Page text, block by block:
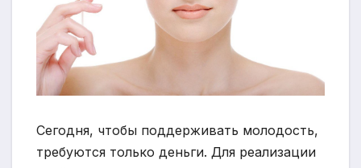
Сегодня, чтобы поддерживать молодость,
требуются только деньги. Для реализации